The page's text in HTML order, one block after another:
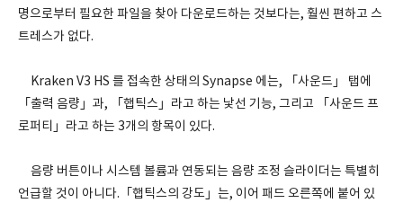
명으로부터 필요한 파일을 찾아 다운로드하는 것보다는, 훨씬 편하고 스
트레스가 없다.
Kraken V3 HS 를 접속한 상태의 Synapse 에는, 「사운드」 탭에
「출력 음량」과, 「햅틱스」라고 하는 낯선 기능, 그리고 「사운드 프
로퍼티」라고 하는 3개의 항목이 있다.
음량 버튼이나 시스템 볼륨과 연동되는 음량 조정 슬라이더는 특별히
언급할 것이 아니다.「햅틱스의 강도」는, 이어 패드 오른쪽에 붙어 있